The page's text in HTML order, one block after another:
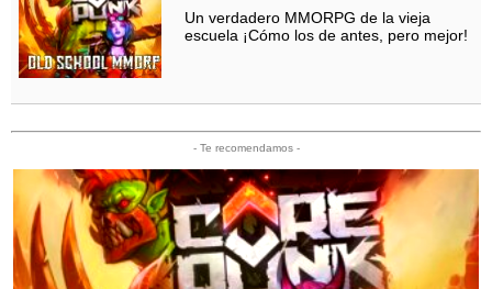
Un verdadero MMORPG de la vieja
escuela ¡Cómo los de antes, pero mejor!
- Te recomendamos -